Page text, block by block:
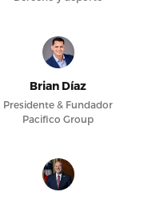
Brian Díaz
Presidente & Fundador
Pacifico Group